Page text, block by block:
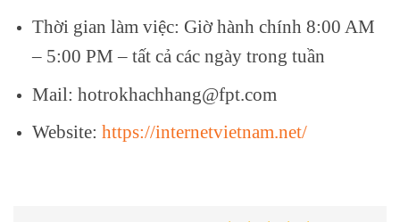
Thời gian làm việc: Giờ hành chính 8:00 AM
– 5:00 PM – tất cả các ngày trong tuần
Mail: hotrokhachhang@fpt.com
Website: https://internetvietnam.net/